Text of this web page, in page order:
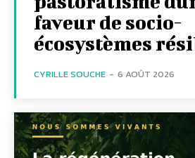
faveur de socio-
écosystèmes
CYRILLE SOUCHE - 6 AOÛT 2026